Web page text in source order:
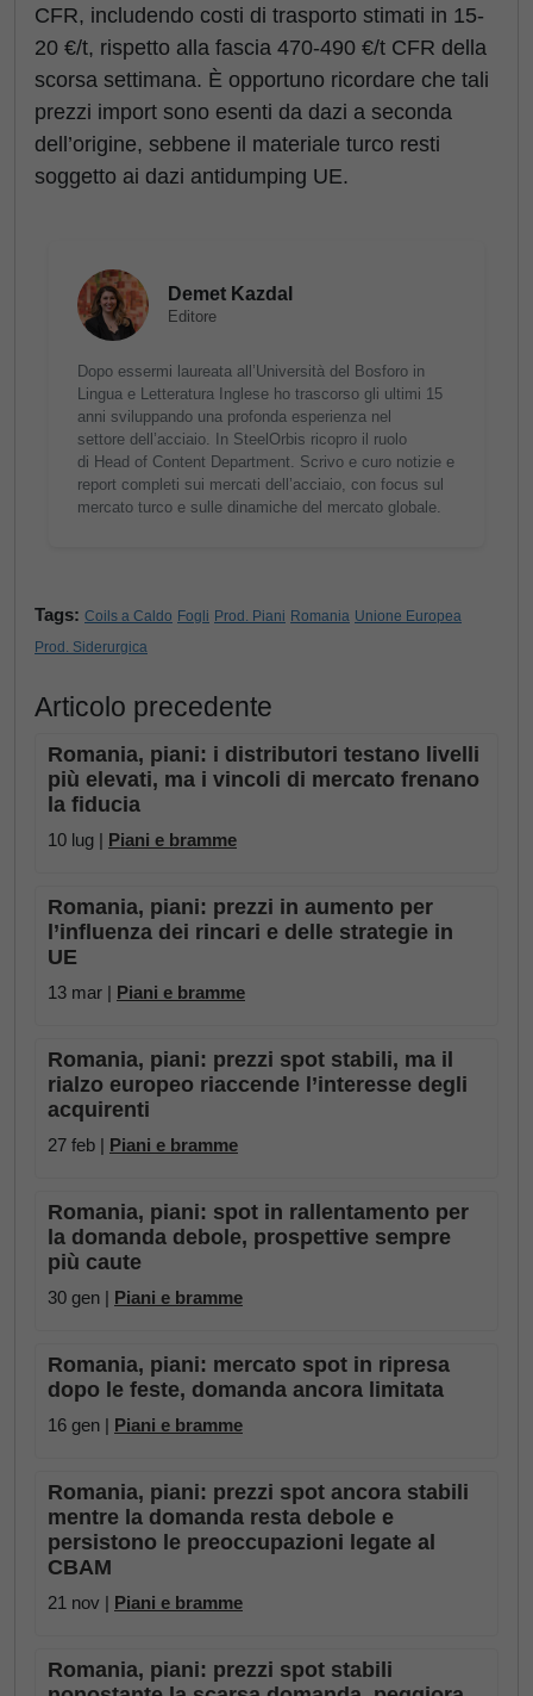
CFR, includendo costi di trasporto stimati in 15-
20 €/t, rispetto alla fascia 470-490 €/t CFR della
scorsa settimana. È opportuno ricordare che tali
prezzi import sono esenti da dazi a seconda
dell’origine, sebbene il materiale turco resti
soggetto ai dazi antidumping UE.
Demet Kazdal
Editore
Dopo essermi laureata all’Università del Bosforo in
Lingua e Letteratura Inglese ho trascorso gli ultimi 15
anni sviluppando una profonda esperienza nel
settore dell’acciaio. In SteelOrbis ricopro il ruolo
di Head of Content Department. Scrivo e curo notizie e
report completi sui mercati dell’acciaio, con focus sul
mercato turco e sulle dinamiche del mercato globale.
Tags: Coils a Caldo Fogli Prod. Piani Romania Unione Europea
Prod. Siderurgica
Articolo precedente
Romania, piani: i distributori testano livelli
più elevati, ma i vincoli di mercato frenano
la fiducia
10 lug | Piani e bramme
Romania, piani: prezzi in aumento per
l’influenza dei rincari e delle strategie in
UE
13 mar | Piani e bramme
Romania, piani: prezzi spot stabili, ma il
rialzo europeo riaccende l’interesse degli
acquirenti
27 feb | Piani e bramme
Romania, piani: spot in rallentamento per
la domanda debole, prospettive sempre
più caute
30 gen | Piani e bramme
Romania, piani: mercato spot in ripresa
dopo le feste, domanda ancora limitata
16 gen | Piani e bramme
Romania, piani: prezzi spot ancora stabili
mentre la domanda resta debole e
persistono le preoccupazioni legate al
CBAM
21 nov | Piani e bramme
Romania, piani: prezzi spot stabili